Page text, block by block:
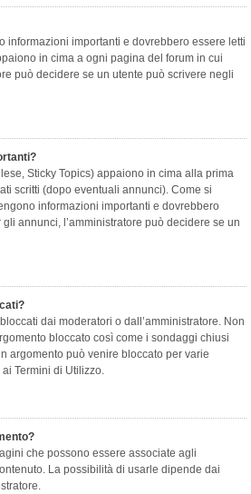
informazioni importanti e dovrebbero essere letti
in cima a ogni pagina del forum in cui
può decidere se un utente può scrivere negli
Sticky Topics) appaiono in cima alla prima
scritti (dopo eventuali annunci). Come si
informazioni importanti e dovrebbero
annunci, l’amministratore può decidere se un
dai moderatori o dall’amministratore. Non
bloccato così come i sondaggi chiusi
argomento può venire bloccato per varie
Termini di Utilizzo.
che possono essere associate agli
La possibilità di usarle dipende dai